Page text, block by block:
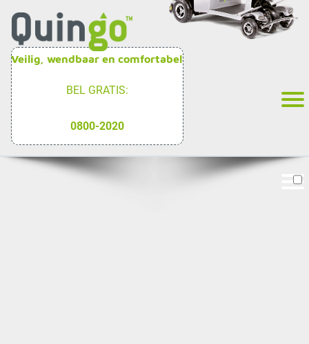
Veilig, wendbaar en comfortabel
BEL GRATIS:
0800-2020